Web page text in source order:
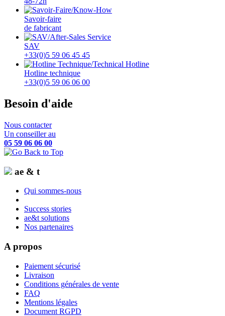
Savoir-faire
de fabricant
SAV
+33(0)5 59 06 45 45
Hotline technique
+33(0)5 59 06 06 00
Besoin d'aide
Nous contacter
Un conseiller au
05 59 06 06 00
ae & t
Qui sommes-nous
Success stories
ae&t solutions
Nos partenaires
A propos
Paiement sécurisé
Livraison
Conditions générales de vente
FAQ
Mentions légales
Document RGPD